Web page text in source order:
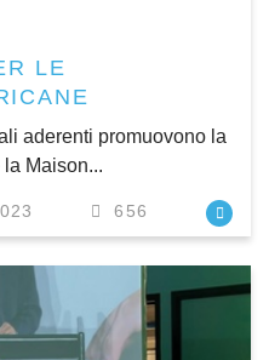
LE
aderenti promuovono la
Maison...
656